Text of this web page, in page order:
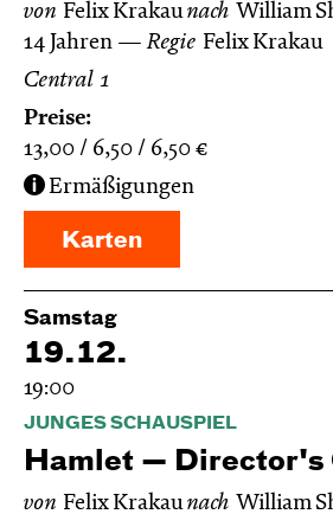
von Felix Krakaunach William
14 Jahren
Regie Felix Krakau
Central 1
Preise:
13,00
6,50 6,50 €
Ermäßigungen
Karten
Samstag
19.12.
19:00
JUNGES SCHAUSPIEL
Hamlet — Director's
von Felix Krakaunach William